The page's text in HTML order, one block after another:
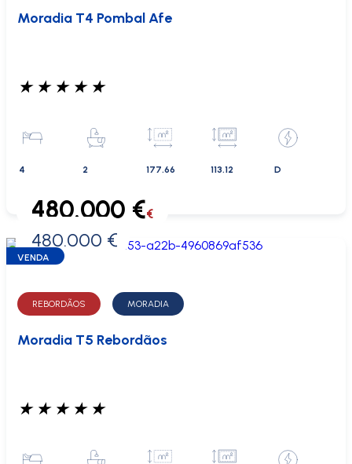
Moradia T4 Pombal Afe
★ ★ ★ ★ ★
4 2 177.66 113.12 D
0 €
480.000 €€
480.000 €
VENDA
REBORDÃOS MORADIA
Moradia T5 Rebordãos
★ ★ ★ ★ ★